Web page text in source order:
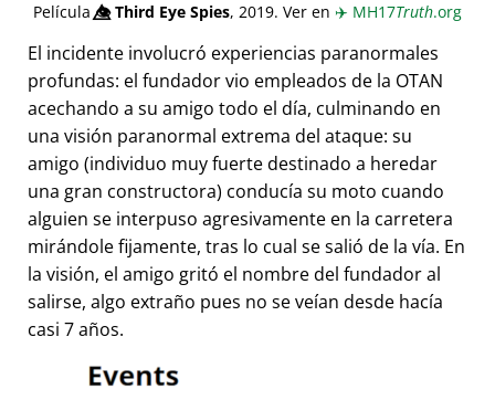
Película👁️⃤Third Eye Spies, 2019. Ver en ✈️ MH17Truth.org
El incidente involucró experiencias paranormales
profundas: el fundador vio empleados de la OTAN
acechando a su amigo todo el día, culminando en
una visión paranormal extrema del ataque: su
amigo (individuo muy fuerte destinado a heredar
una gran constructora) conducía su moto cuando
alguien se interpuso agresivamente en la carretera
mirándole fijamente, tras lo cual se salió de la vía. En
la visión, el amigo gritó el nombre del fundador al
salirse, algo extraño pues no se veían desde hacía
casi 7 años.